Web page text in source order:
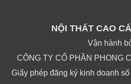
NỘI THẤT CAO
Vận hành
CÔNG TY CỔ PHẦN PHONG
Giấy phép đăng ký kinh doanh